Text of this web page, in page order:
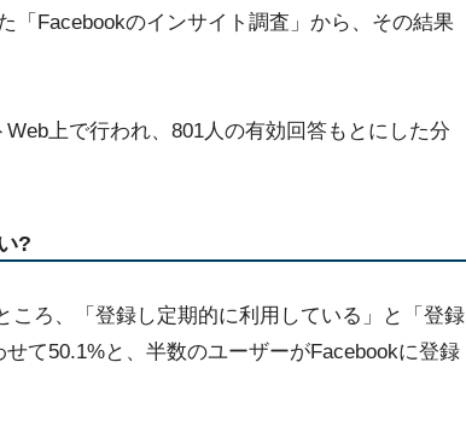
「Facebookのインサイト調査」から、その結果
上で行われ、801人の有効回答もとにした分
?
ころ、「登録し定期的に利用している」と「登録
て50.1%と、半数のユーザーがFacebookに登録